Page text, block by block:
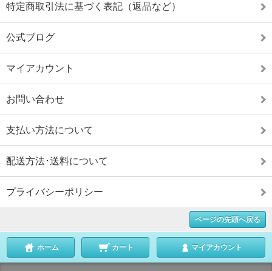
特定商取引法に基づく表記（返品など）
公式ブログ
マイアカウント
お問い合わせ
支払い方法について
配送方法･送料について
プライバシーポリシー
ページの先頭へ戻る
ホーム カート マイアカウント